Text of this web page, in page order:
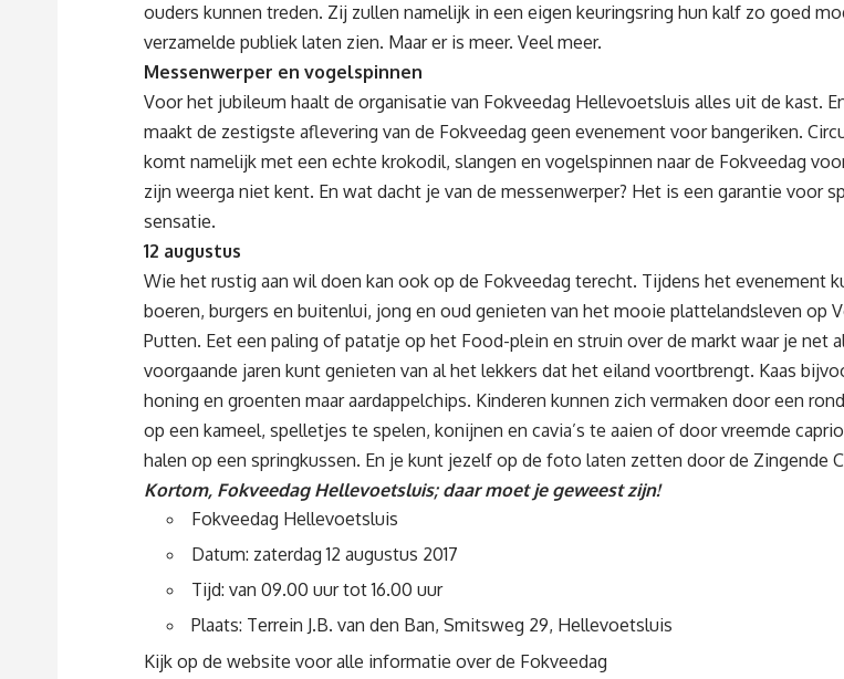
ouders kunnen treden. Zij zullen namelijk in een eigen keuringsring hun kalf zo goed
verzamelde publiek laten zien. Maar er is meer. Veel meer.
Messenwerper en vogelspinnen
Voor het jubileum haalt de organisatie van Fokveedag Hellevoetsluis alles uit de kast.
maakt de zestigste aflevering van de Fokveedag geen evenement voor bangeriken.
komt namelijk met een echte krokodil, slangen en vogelspinnen naar de Fokveedag
zijn weerga niet kent. En wat dacht je van de messenwerper? Het is een garantie voor
sensatie.
12 augustus
Wie het rustig aan wil doen kan ook op de Fokveedag terecht. Tijdens het evenement
boeren, burgers en buitenlui, jong en oud genieten van het mooie plattelandsleven op
Putten. Eet een paling of patatje op het Food-plein en struin over de markt waar je net
voorgaande jaren kunt genieten van al het lekkers dat het eiland voortbrengt. Kaas
honing en groenten maar aardappelchips. Kinderen kunnen zich vermaken door een
op een kameel, spelletjes te spelen, konijnen en cavia’s te aaien of door vreemde
halen op een springkussen. En je kunt jezelf op de foto laten zetten door de Zingende
Kortom, Fokveedag Hellevoetsluis; daar moet je geweest zijn!
Fokveedag Hellevoetsluis
Datum: zaterdag 12 augustus 2017
Tijd: van 09.00 uur tot 16.00 uur
Plaats: Terrein J.B. van den Ban, Smitsweg 29, Hellevoetsluis
Kijk op de website voor alle informatie over de Fokveedag